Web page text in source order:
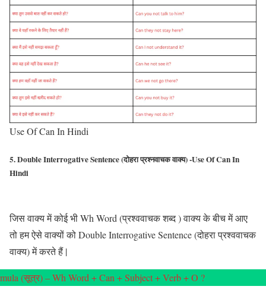
Use Of Can In Hindi
5. Double Interrogative Sentence (दोहरा प्रश्नवाचक वाक्य) -Use Of Can In
Hindi
जिस वाक्य में कोई भी Wh Word (प्रश्ववाचक शब्द ) वाक्य के बीच में आए
तो हम ऐसे वाक्यों को Double Interrogative Sentence (दोहरा प्रश्ववाचक
वाक्य) में करते हैं |
(सूत्र) – Wh Word + Can + Subject + Verb + O ?